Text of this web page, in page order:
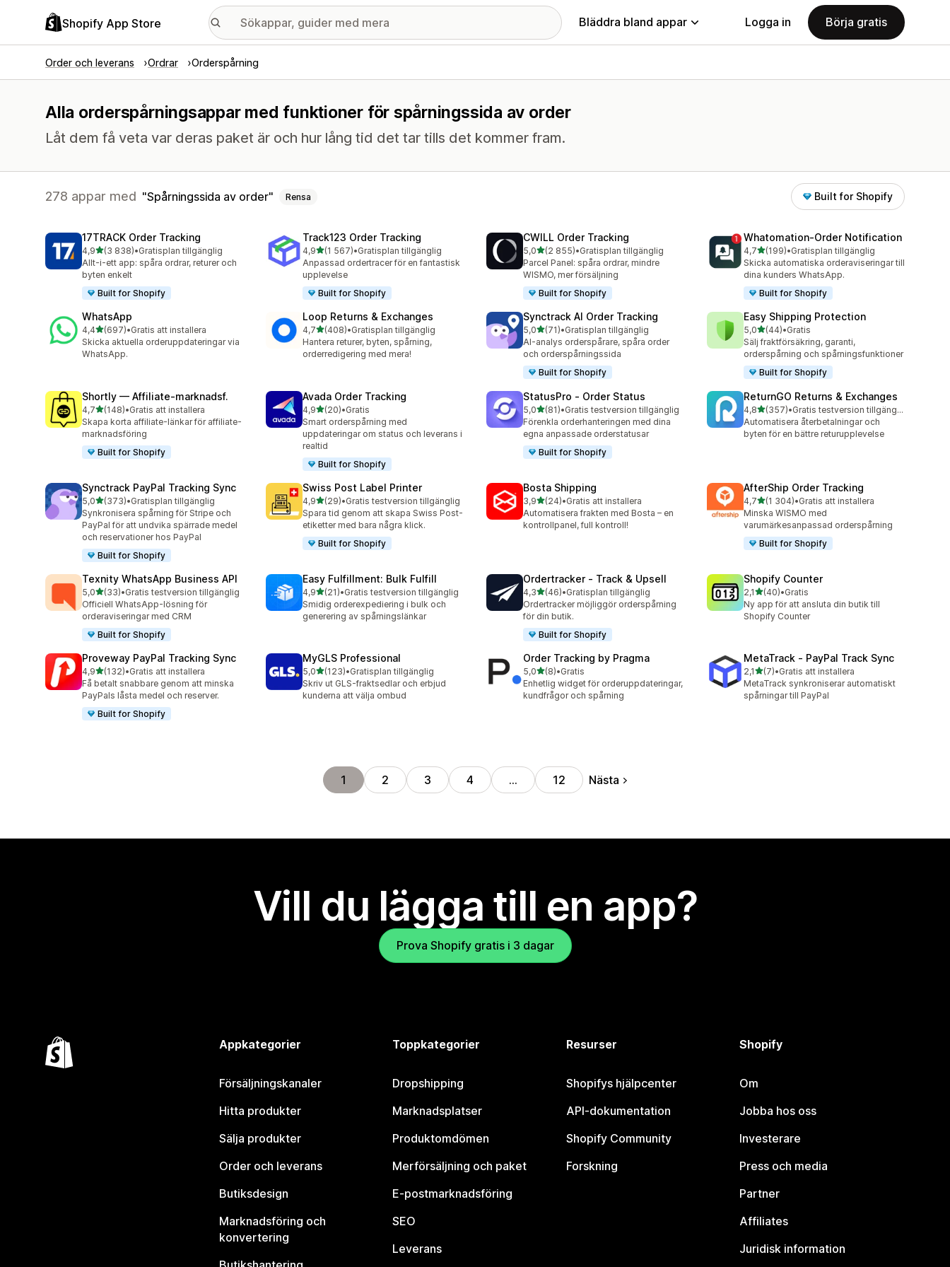
Shopify App Store Bläddra bland appar Logga in Börja gratis
Order och leverans Ordrar Orderspårning
Alla orderspårningsappar med funktioner för spårningssida av order
Låt dem få veta var deras paket är och hur lång tid det tar tills det kommer fram.
278 appar med Spårningssida av order Rensa Built for Shopify
17TRACK Order Tracking
4,9av 5 stjärnor
(3 838)
3838 recensioner totalt
•Gratisplan tillgänglig
Allt-i-ett app: spåra ordrar, returer och
byten enkelt
Built for Shopify
Track123 Order Tracking
4,9av 5 stjärnor
(1 567)
1567 recensioner totalt
•Gratisplan tillgänglig
Anpassad ordertracer för en fantastisk
upplevelse
Built for Shopify
CWILL Order Tracking
5,0av 5 stjärnor
(2 855)
2855 recensioner totalt
•Gratisplan tillgänglig
Parcel Panel: spåra ordrar, mindre
WISMO, mer försäljning
Built for Shopify
Whatomation‑Order Notification
4,7av 5 stjärnor
(199)
199 recensioner totalt
•Gratisplan tillgänglig
Skicka automatiska orderaviseringar till
dina kunders WhatsApp.
Built for Shopify
WhatsApp
4,4av 5 stjärnor
(697)
697 recensioner totalt
•Gratis att installera
Skicka aktuella orderuppdateringar via
WhatsApp.
Loop Returns & Exchanges
4,7av 5 stjärnor
(408)
408 recensioner totalt
•Gratisplan tillgänglig
Hantera returer, byten, spårning,
orderredigering med mera!
Synctrack AI Order Tracking
5,0av 5 stjärnor
(71)
71 recensioner totalt
•Gratisplan tillgänglig
AI-analys orderspårare, spåra order
och orderspårningssida
Built for Shopify
Easy Shipping Protection
5,0av 5 stjärnor
(44)
44 recensioner totalt
•Gratis
Sälj fraktförsäkring, garanti,
orderspårning och spårningsfunktioner
Built for Shopify
Shortly — Affiliate‑marknadsf.
4,7av 5 stjärnor
(148)
148 recensioner totalt
•Gratis att installera
Skapa korta affiliate-länkar för affiliate-
marknadsföring
Built for Shopify
Avada Order Tracking
4,9av 5 stjärnor
(20)
20 recensioner totalt
•Gratis
Smart orderspårning med
uppdateringar om status och leverans i
realtid
Built for Shopify
StatusPro ‑ Order Status
5,0av 5 stjärnor
(81)
81 recensioner totalt
•Gratis testversion tillgänglig
Förenkla orderhanteringen med dina
egna anpassade orderstatusar
Built for Shopify
ReturnGO Returns & Exchanges
4,8av 5 stjärnor
(357)
357 recensioner totalt
•
Gratis testversion tillgänglig
Automatisera återbetalningar och
byten för en bättre returupplevelse
Synctrack PayPal Tracking Sync
5,0av 5 stjärnor
(373)
373 recensioner totalt
•Gratisplan tillgänglig
Synkronisera spårning för Stripe och
PayPal för att undvika spärrade medel
och reservationer hos PayPal
Built for Shopify
Swiss Post Label Printer
4,9av 5 stjärnor
(29)
29 recensioner totalt
•Gratis testversion tillgänglig
Spara tid genom att skapa Swiss Post-
etiketter med bara några klick.
Built for Shopify
Bosta Shipping
3,9av 5 stjärnor
(24)
24 recensioner totalt
•Gratis att installera
Automatisera frakten med Bosta – en
kontrollpanel, full kontroll!
AfterShip Order Tracking
4,7av 5 stjärnor
(1 304)
1304 recensioner totalt
•Gratis att installera
Minska WISMO med
varumärkesanpassad orderspårning
Built for Shopify
Texnity WhatsApp Business API
5,0av 5 stjärnor
(33)
33 recensioner totalt
•Gratis testversion tillgänglig
Officiell WhatsApp-lösning för
orderaviseringar med CRM
Built for Shopify
Easy Fulfillment: Bulk Fulfill
4,9av 5 stjärnor
(21)
21 recensioner totalt
•Gratis testversion tillgänglig
Smidig orderexpediering i bulk och
generering av spårningslänkar
Ordertracker ‑ Track & Upsell
4,3av 5 stjärnor
(46)
46 recensioner totalt
•Gratisplan tillgänglig
Ordertracker möjliggör orderspårning
för din butik.
Built for Shopify
Shopify Counter
2,1av 5 stjärnor
(40)
40 recensioner totalt
•Gratis
Ny app för att ansluta din butik till
Shopify Counter
Proveway PayPal Tracking Sync
4,9av 5 stjärnor
(132)
132 recensioner totalt
•Gratis att installera
Få betalt snabbare genom att minska
PayPals låsta medel och reserver.
Built for Shopify
MyGLS Professional
5,0av 5 stjärnor
(123)
123 recensioner totalt
•Gratisplan tillgänglig
Skriv ut GLS-fraktsedlar och erbjud
kunderna att välja ombud
Order Tracking by Pragma
5,0av 5 stjärnor
(8)
8 recensioner totalt
•Gratis
Enhetlig widget för orderuppdateringar,
kundfrågor och spårning
MetaTrack ‑ PayPal Track Sync
2,1av 5 stjärnor
(7)
7 recensioner totalt
•Gratis att installera
MetaTrack synkroniserar automatiskt
spårningar till PayPal
1 2 3 4 … 12 Nästa
Vill du lägga till en app?
Prova Shopify gratis i 3 dagar
Appkategorier
Försäljningskanaler
Hitta produkter
Sälja produkter
Order och leverans
Butiksdesign
Marknadsföring och
konvertering
Toppkategorier
Dropshipping
Marknadsplatser
Produktomdömen
Merförsäljning och paket
E-postmarknadsföring
SEO
Leverans
Resurser
Shopifys hjälpcenter
API-dokumentation
Shopify Community
Forskning
Shopify
Om
Jobba hos oss
Investerare
Press och media
Partner
Affiliates
Juridisk information